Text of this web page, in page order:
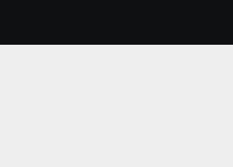
Pre-Produksi Sejak Tahun Lalu